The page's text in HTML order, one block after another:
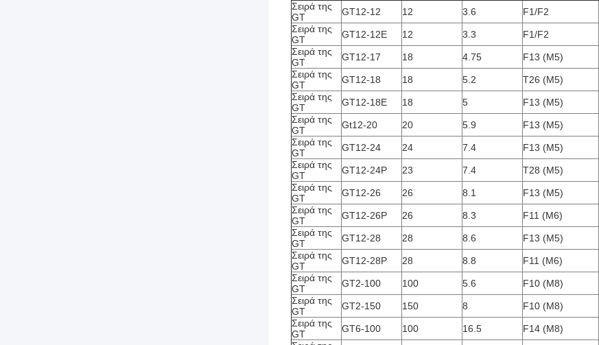
Σειρά της
GT
GT12-12 12 3.6 F1/F2
Σειρά της
GT
GT12-12E 12 3.3 F1/F2
Σειρά της
GT
GT12-17 18 4.75 F13 (M5)
Σειρά της
GT
GT12-18 18 5.2 T26 (M5)
Σειρά της
GT
GT12-18E 18 5 F13 (M5)
Σειρά της
GT
Gt12-20 20 5.9 F13 (M5)
Σειρά της
GT
GT12-24 24 7.4 F13 (M5)
Σειρά της
GT
GT12-24P 23 7.4 T28 (M5)
Σειρά της
GT
GT12-26 26 8.1 F13 (M5)
Σειρά της
GT
GT12-26P 26 8.3 F11 (M6)
Σειρά της
GT
GT12-28 28 8.6 F13 (M5)
Σειρά της
GT
GT12-28P 28 8.8 F11 (M6)
Σειρά της
GT
GT2-100 100 5.6 F10 (M8)
Σειρά της
GT
GT2-150 150 8 F10 (M8)
Σειρά της
GT
GT6-100 100 16.5 F14 (M8)